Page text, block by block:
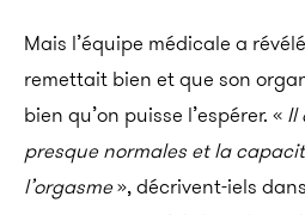
Mais l’équipe médicale a
remettait bien et que son
bien qu’on puisse l’espérer. « Il
presque normales et la
l’orgasme», décrivent-iels